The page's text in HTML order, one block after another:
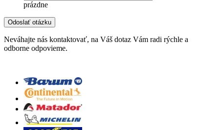
prázdne
Neváhajte nás kontaktovať, na Váš dotaz Vám radi rýchle a
odborne odpovieme.